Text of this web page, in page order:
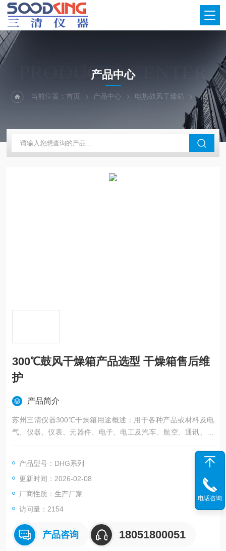
PRODUCTS CENTER
产品中心
当前位置：首页 产品中心 电热鼓风干燥箱 苏州电
300℃鼓风干燥箱产品选型 干燥箱售后维
护
产品简介
苏州三清仪器300℃干燥箱用途概述：用于各种产品或材料及电
气、仪器、仪表、元器件、电子、电工及汽车、航空、通讯、塑
胶、机械、化工、食品、五金工具在恒温环境条件下作干燥处理
产品型号：DHG系列
更新时间：2026-02-08
厂商性质：生产厂家
访问量：2154
产品咨询 18051800051
电话咨询